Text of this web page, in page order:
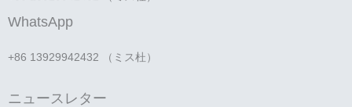
WhatsApp
+86 13929942432 （ミス杜）
ニュースレター